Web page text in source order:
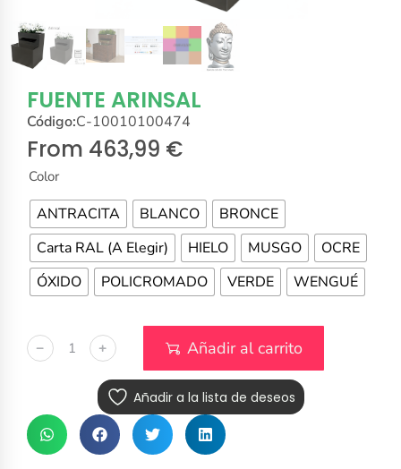
FUENTE ARINSAL
Código:C-10010100474
From 463,99 €
Color
ANTRACITA BLANCO
BRONCE
Carta RAL (A Elegir)
HIELO MUSGO
OCRE
ÓXIDO
POLICROMADO VERDE WENGUÉ
﹣ ﹢ Añadir al carrito
Añadir a la lista de deseos